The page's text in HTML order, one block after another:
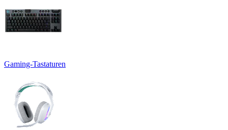
Gaming-Tastaturen